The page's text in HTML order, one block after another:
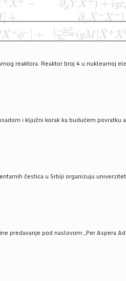
reaktora. Reaktor broj 4 u nuklearnoj
i ključni korak ka budućem povratku
čestica u Srbiji organizuju
predavanje pod naslovom:„Per Aspera